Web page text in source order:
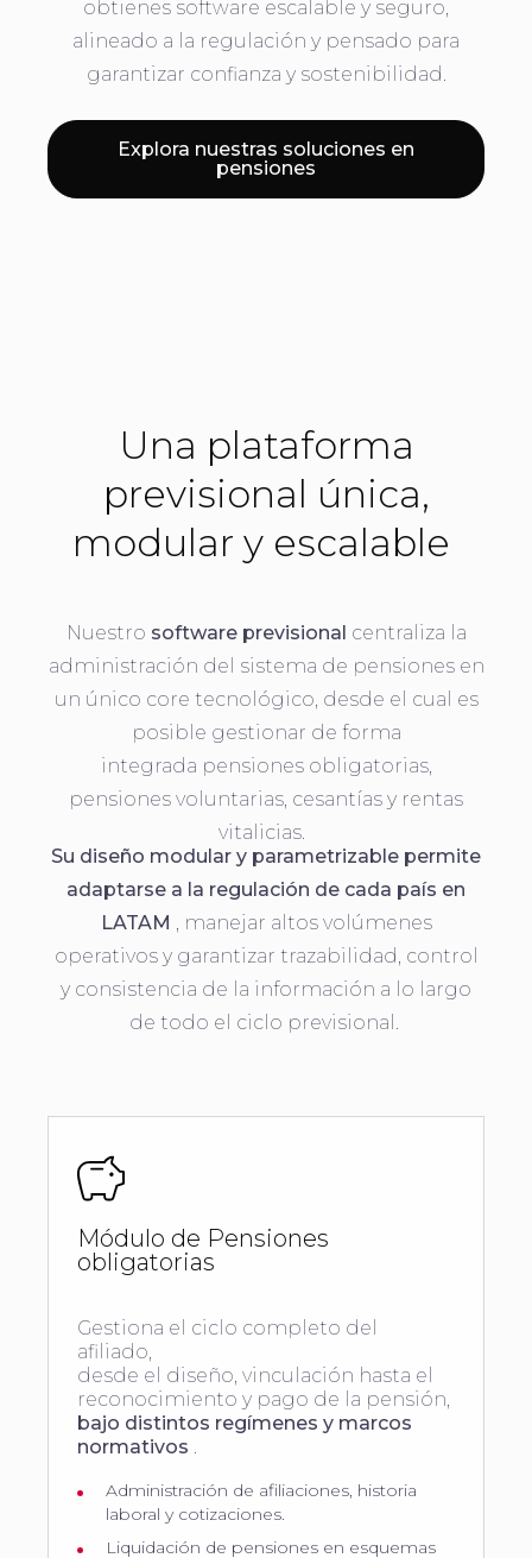
obtienes software escalable y seguro,
alineado a la regulación y pensado para
garantizar confianza y sostenibilidad.
Explora nuestras soluciones en
pensiones
Una plataforma
previsional única,
modular y escalable
Nuestro software previsional centraliza la
administración del sistema de pensiones en
un único core tecnológico, desde el cual es
posible gestionar de forma
integrada pensiones obligatorias,
pensiones voluntarias, cesantías y rentas
vitalicias.
Su diseño modular y parametrizable permite
adaptarse a la regulación de cada país en
LATAM , manejar altos volúmenes
operativos y garantizar trazabilidad, control
y consistencia de la información a lo largo
de todo el ciclo previsional.
Módulo de Pensiones
obligatorias
Gestiona el ciclo completo del
afiliado,
desde el diseño, vinculación hasta el
reconocimiento y pago de la pensión,
bajo distintos regímenes y marcos
normativos .
Administración de afiliaciones, historia
laboral y cotizaciones.
Liquidación de pensiones en esquemas